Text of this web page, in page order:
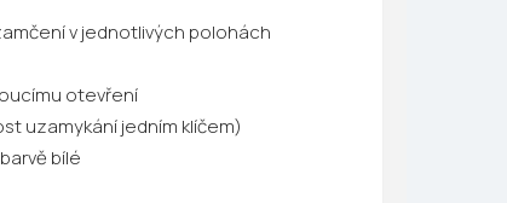
v jednotlivých polohách
otevření
uzamykání jedním klíčem)
bílé